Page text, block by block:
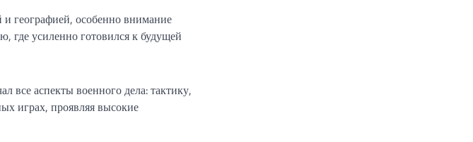
географией, особенно внимание
где усиленно готовился к будущей
все аспекты военного дела: тактику,
играх, проявляя высокие